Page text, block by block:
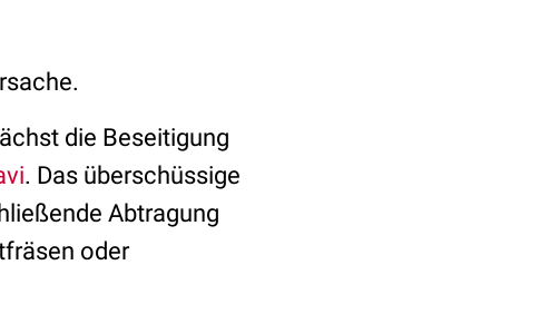
die Beseitigung
. Das überschüssige
Abtragung
oder